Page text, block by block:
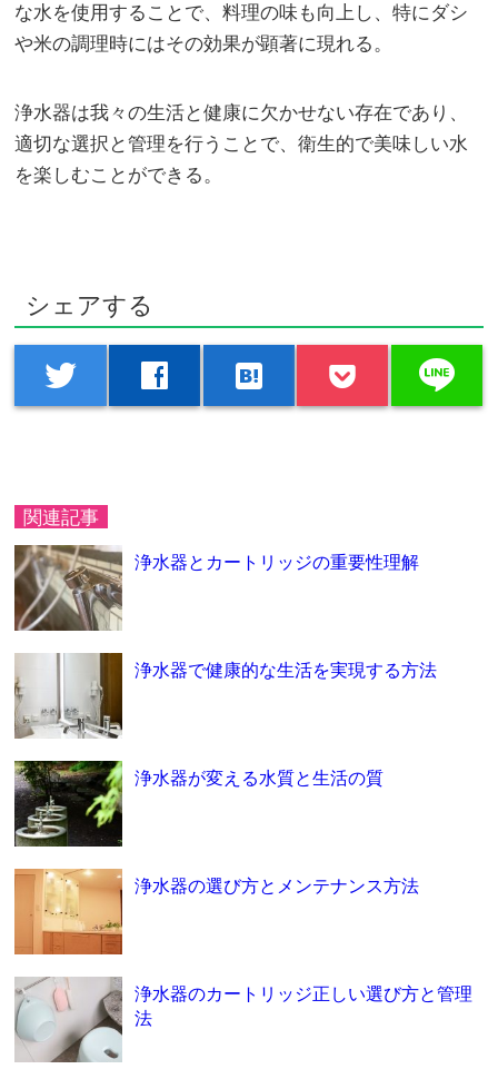
な水を使用することで、料理の味も向上し、特にダシ
や米の調理時にはその効果が顕著に現れる。
浄水器は我々の生活と健康に欠かせない存在であり、
適切な選択と管理を行うことで、衛生的で美味しい水
を楽しむことができる。
シェアする
twitter facebook hatenabookmark line
関連記事
浄水器とカートリッジの重要性理解
浄水器で健康的な生活を実現する方法
浄水器が変える水質と生活の質
浄水器の選び方とメンテナンス方法
浄水器のカートリッジ正しい選び方と管理
法